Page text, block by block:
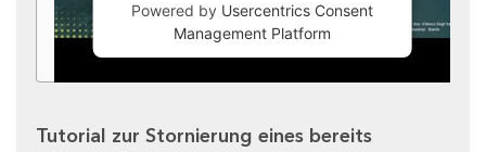
Powered by Usercentrics Consent
Management Platform
Tutorial zur Stornierung eines bereits